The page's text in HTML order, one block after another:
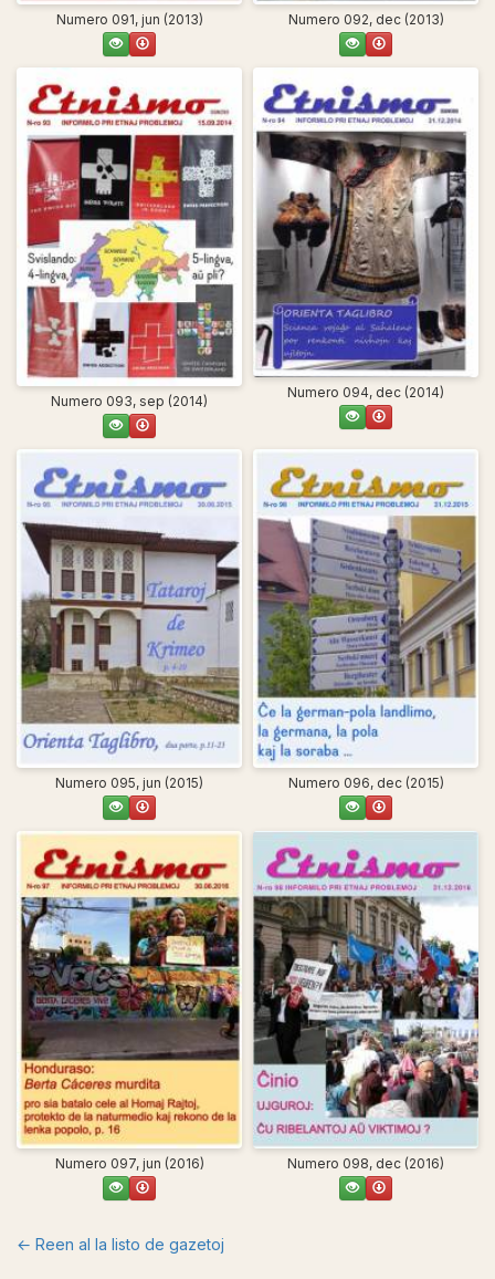
Numero 091, jun (2013) Numero 092, dec (2013)
Numero 093, sep (2014)
Numero 094, dec (2014)
Numero 095, jun (2015) Numero 096, dec (2015)
Numero 097, jun (2016) Numero 098, dec (2016)
← Reen al la listo de gazetoj